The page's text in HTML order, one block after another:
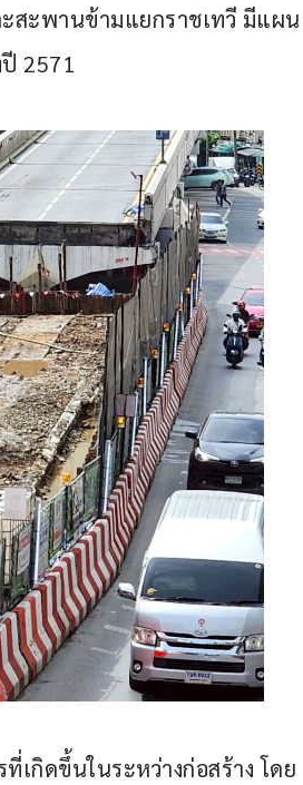
สะพานข้ามแยกราชเทวี มีแผน
2571
เกิดขึ้นในระหว่างก่อสร้าง โดย